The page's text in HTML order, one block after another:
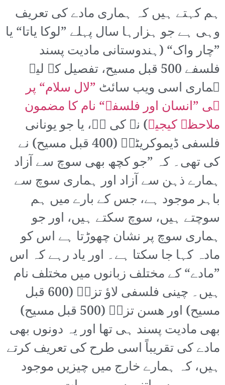
ہم کہتے ہیں کہ ہماری مادے کی تعریف
وہی ہے جو ہزارہا سال پہلے ”لوکا یاتا“ یا
”چار واک“ (ہندوستانی مادیت پسند
فلسفے 500 قبل مسیح، تفصیل کے لیے
ہماری اسی ویب سائٹ”لال سلام“ پر
ہی ”انسان اور فلسفہ“ نام کا مضمون
ملاحظہ کیجیے) نے کی ہے، یا جو یونانی
فلسفی ڈیموکریٹسؔ (400 قبل مسیح) نے
کی تھی۔ کہ ”جو کچھ بھی سوچ سے آزاد
ہمارے ذہن سے آزاد اور ہماری سوچ سے
باہر موجود ہے، جس کے بارے میں ہم
سوچتے ہیں، سوچ سکتے ہیں، اور جو
ہماری سوچ پر نشان چھوڑتا ہے اس کو
مادہ کہا جا سکتا ہے۔ اور یاد رہے کہ اس
”مادے“ کے مختلف زبانوں میں مختلف نام
ہیں۔ چینی فلسفی لاؤ تزےؔ (600 قبل
مسیح) اور ھسن تزوؔ (500 قبل مسیح)
بھی مادیت پسند ہی تھا اور یہ دونوں بھی
مادے کی تقریباً اسی طرح کی تعریف کرتے
ہیں، کہ ہمارے خارج میں چیزیں موجود